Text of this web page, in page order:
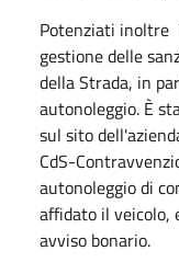
Potenziati inoltre
gestione delle
della Strada, in
autonoleggio. È
sul sito
CdS-
autonoleggio di
affidato il veicolo,
avviso bonario.